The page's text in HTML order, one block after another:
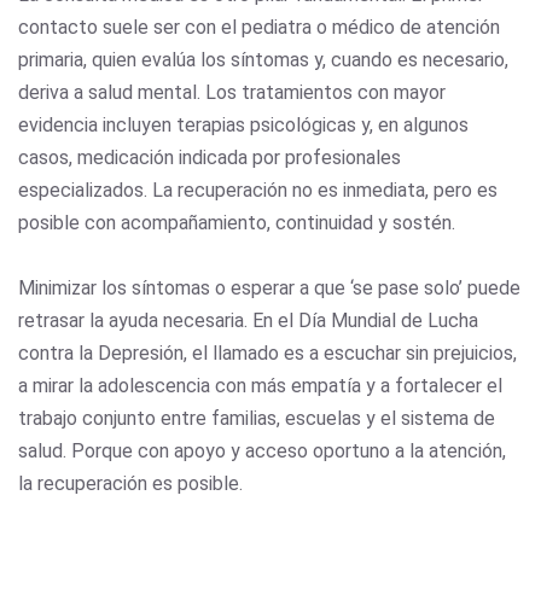
contacto suele ser con el pediatra o médico de atención
primaria, quien evalúa los síntomas y, cuando es necesario,
deriva a salud mental. Los tratamientos con mayor
evidencia incluyen terapias psicológicas y, en algunos
casos, medicación indicada por profesionales
especializados. La recuperación no es inmediata, pero es
posible con acompañamiento, continuidad y sostén.
Minimizar los síntomas o esperar a que ‘se pase solo’ puede
retrasar la ayuda necesaria. En el Día Mundial de Lucha
contra la Depresión, el llamado es a escuchar sin prejuicios,
a mirar la adolescencia con más empatía y a fortalecer el
trabajo conjunto entre familias, escuelas y el sistema de
salud. Porque con apoyo y acceso oportuno a la atención,
la recuperación es posible.